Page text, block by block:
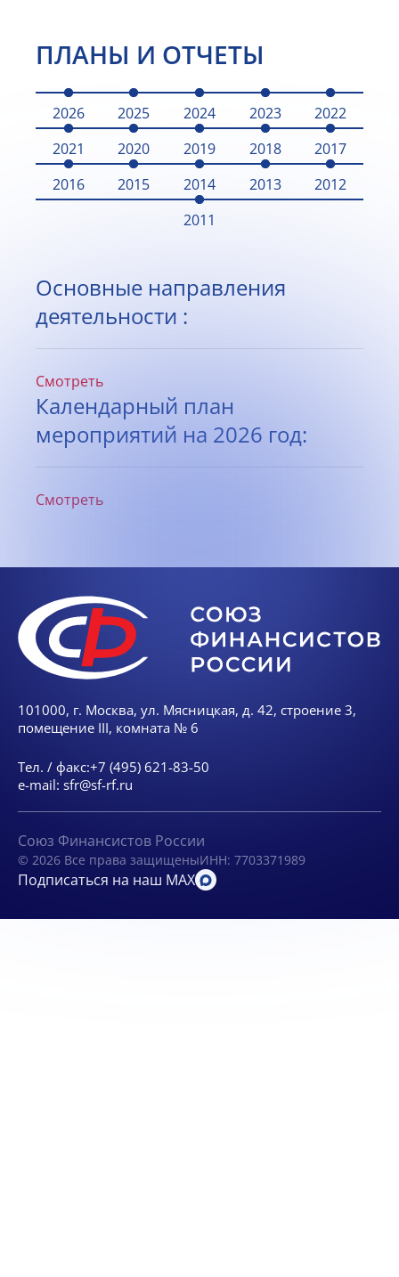
ПЛАНЫ И ОТЧЕТЫ
2026 2025 2024 2023
2022
2021
2020 2019 2018
2017
2016
2015 2014 2013
2012
2011
Основные направления
деятельности :
Смотреть
Календарный план
мероприятий на 2026 год:
Смотреть
101000, г. Москва, ул. Мясницкая, д. 42, строение 3,
помещение III, комната № 6
Тел. / факс:+7 (495) 621-83-50
e-mail: sfr@sf-rf.ru
Союз Финансистов России
© 2026 Все права защищеныИНН: 7703371989
Подписаться на наш MAX